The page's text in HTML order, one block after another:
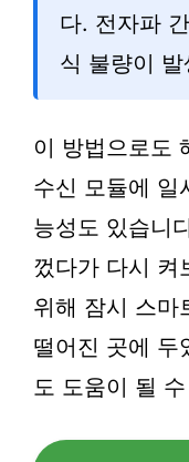
다. 전자파
식 불량이
이 방법으로도
수신 모듈에 일
능성도 있습니
껐다가 다시 켜
위해 잠시 스마
떨어진 곳에 두
도 도움이 될